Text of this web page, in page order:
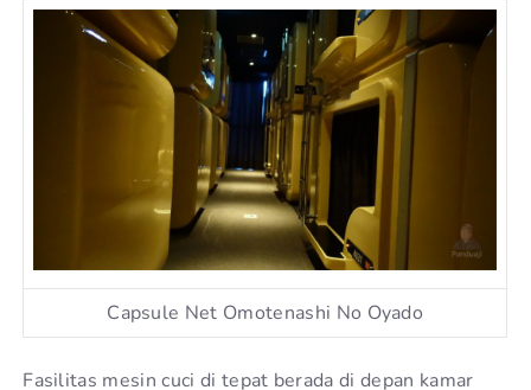
Capsule Net Omotenashi No Oyado
Fasilitas mesin cuci di tepat berada di depan kamar